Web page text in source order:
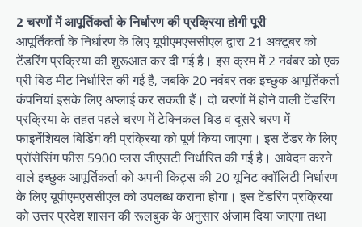
2 चरणों में आपूर्तिकर्ता के निर्धारण की प्रक्रिया होगी पूरी
आपूर्तिकर्ता के निर्धारण के लिए यूपीएमएससीएल द्वारा 21 अक्टूबर को
टेंडरिंग प्रक्रिया की शुरूआत कर दी गई है। इस क्रम में 2 नवंबर को एक
प्री बिड मीट निर्धारित की गई है, जबकि 20 नवंबर तक इच्छुक आपूर्तिकर्ता
कंपनियां इसके लिए अप्लाई कर सकती हैं। दो चरणों में होने वाली टेंडरिंग
प्रक्रिया के तहत पहले चरण में टेक्निकल बिड व दूसरे चरण में
फाइनेंशियल बिडिंग की प्रक्रिया को पूर्ण किया जाएगा। इस टेंडर के लिए
प्रॉसेसिंग फीस 5900 प्लस जीएसटी निर्धारित की गई है। आवेदन करने
वाले इच्छुक आपूर्तिकर्ता को अपनी किट्स की 20 यूनिट क्वॉलिटी निर्धारण
के लिए यूपीएमएससीएल को उपलब्ध कराना होगा। इस टेंडरिंग प्रक्रिया
को उत्तर प्रदेश शासन की रूलबुक के अनुसार अंजाम दिया जाएगा तथा